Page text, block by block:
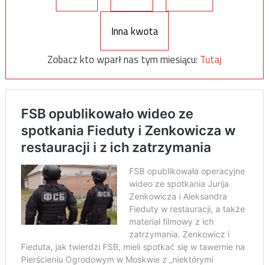
Inna kwota
Zobacz kto wparł nas tym miesiącu: Tutaj